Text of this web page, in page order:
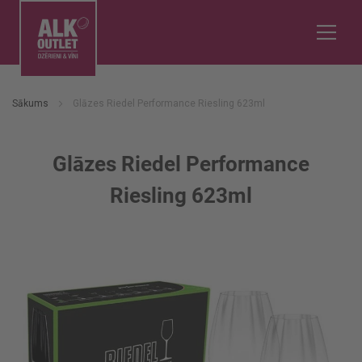
Sākums Glāzes Riedel Performance Riesling 623ml
Glāzes Riedel Performance
Riesling 623ml